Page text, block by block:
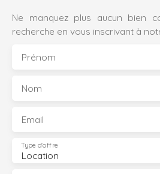
Ne manquez plus aucun bien
recherche en vous inscrivant à
Prénom
Nom
Email
Location
Type d'offre